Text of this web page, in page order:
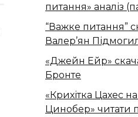
питання» аналіз
“Важке питання”
Валер’ян
«Джейн Ейр»
Бронте
«Крихітка Цахес
Цинобер» читати